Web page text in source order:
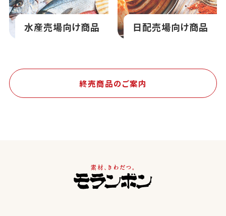
水産売場向け商品 日配売場向け商品
終売商品のご案内